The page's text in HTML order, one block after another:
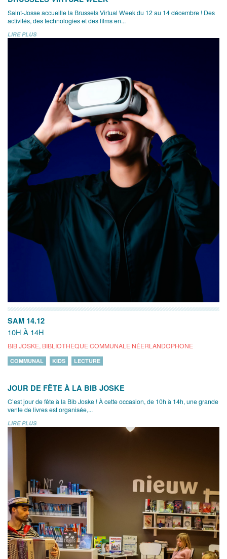
Saint-Josse accueille la Brussels Virtual Week du 12 au 14 décembre ! Des
activités, des technologies et des films en...
LIRE PLUS
SAM 14.12
10H À 14H
BIB JOSKE, BIBLIOTHÈQUE COMMUNALE NÉERLANDOPHONE
COMMUNAL KIDS LECTURE
JOUR DE FÊTE À LA BIB JOSKE
C’est jour de fête à la Bib Joske ! À cette occasion, de 10h à 14h, une grande
vente de livres est organisée,...
LIRE PLUS